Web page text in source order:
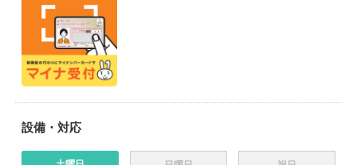
設備・対応